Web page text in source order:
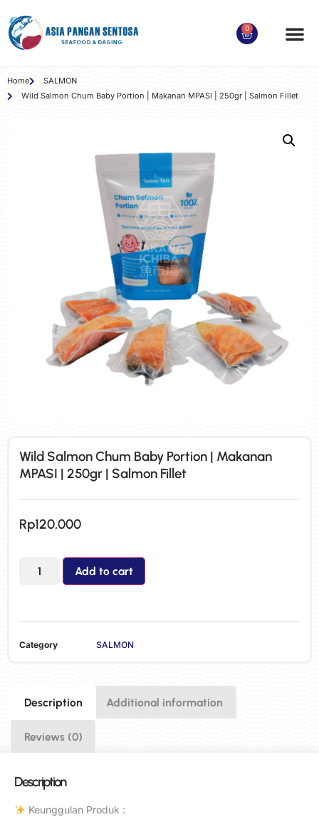
0
Home
SALMON
Wild Salmon Chum Baby Portion | Makanan MPASI | 250gr | Salmon Fillet
Wild Salmon Chum Baby Portion | Makanan
MPASI | 250gr | Salmon Fillet
Rp120,000
Add to cart
Category SALMON
Description Additional information
Reviews (0)
Description
Keunggulan Produk :